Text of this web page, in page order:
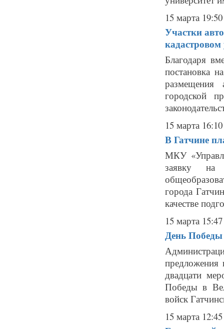
15 марта 19:50
Участки
кадастровом
Благодаря
постановка
размещения
городской
15 марта 16:10
В Гатчине
МКУ
заявку на
города
качестве
15 марта 15:47
День Победы
двадцати
Победы в
войск
15 марта 12:45